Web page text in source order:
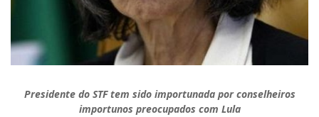
Presidente do STF tem sido importunada por conselheiros
importunos preocupados com Lula